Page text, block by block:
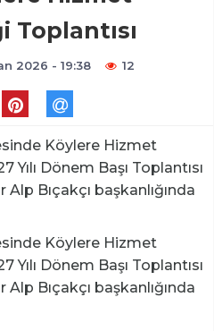
Toplantısı
2026 - 19:38 12
Köylere Hizmet
Dönem Başı Toplantısı
Bıçakçı başkanlığında
Köylere Hizmet
Dönem Başı Toplantısı
Bıçakçı başkanlığında